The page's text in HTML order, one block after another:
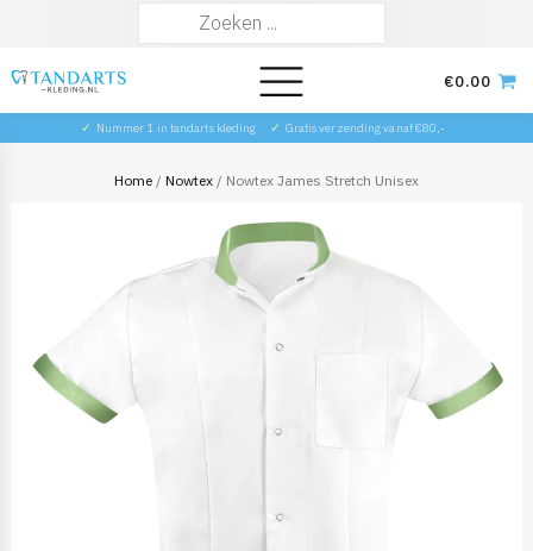
€0.00
✓ Nummer 1 in tandarts kleding ✓ Gratis verzending vanaf €80,-
Home / Nowtex / Nowtex James Stretch Unisex